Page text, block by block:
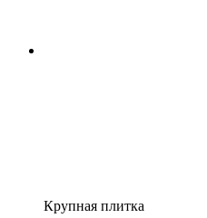
Крупная плитка